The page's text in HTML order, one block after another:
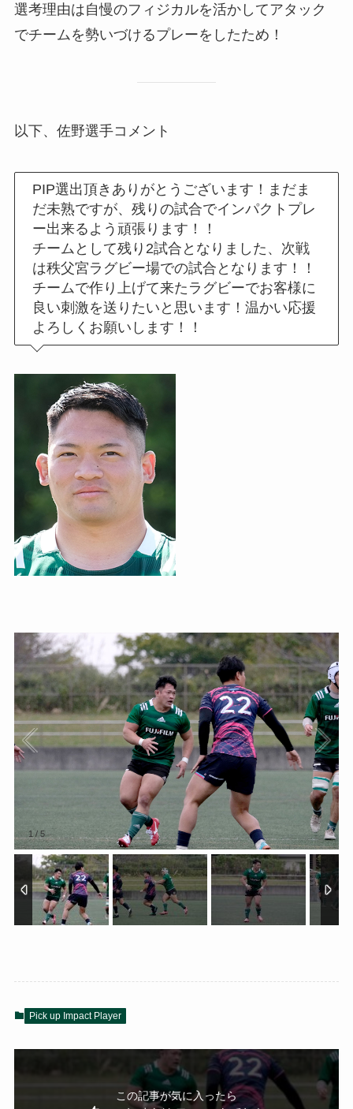
選考理由は自慢のフィジカルを活かしてアタック
でチームを勢いづけるプレーをしたため！
以下、佐野選手コメント
PIP選出頂きありがとうございます！まだま
だ未熟ですが、残りの試合でインパクトプレ
ー出来るよう頑張ります！！
チームとして残り2試合となりました、次戦
は秩父宮ラグビー場での試合となります！！
チームで作り上げて来たラグビーでお客様に
良い刺激を送りたいと思います！温かい応援
よろしくお願いします！！
1/ 5
Pick up Impact Player
この記事が気に入ったら